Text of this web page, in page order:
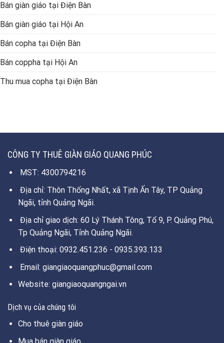
Bán giàn giáo tại Điện Bàn
Bán giàn giáo tại Hội An
Bán copha tại Điện Bàn
Bán coppha tại Hội An
Thu mua copha tại Điện Bàn
CÔNG TY THUÊ GIÀN GIÁO QUANG PHÚC
MST: 4300794216
Địa chỉ: Thôn Thống Nhất, xã Tịnh Ấn Tây, TP Quảng
Ngãi, tỉnh Quảng Ngãi.
Địa chỉ giao dịch: 60 Lý Thánh Tông, Tổ 9, P. Quảng Phú,
Tp Quảng Ngãi, Tỉnh Quảng Ngãi.
Điện thoại: 0932.451.236 - 0935.393.133
Email: giangiaoquangphuc@gmail.com
Website: giangiaoquangngai.vn
Dịch vụ của chúng tôi
Cho thuê giàn giáo